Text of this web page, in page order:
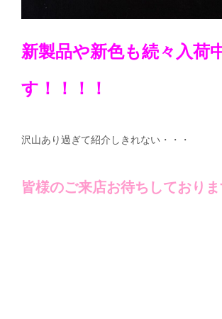
新製品や新色も続々入荷
す！！！！
沢山あり過ぎて紹介しきれない・・・
皆様のご来店お待ちしておりま